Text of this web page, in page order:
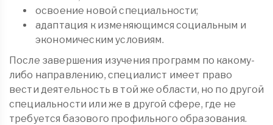
освоение новой специальности;
адаптация к изменяющимся социальным и
экономическим условиям.
После завершения изучения программ по какому-
либо направлению, специалист имеет право
вести деятельность в той же области, но по другой
специальности или же в другой сфере, где не
требуется базового профильного образования.